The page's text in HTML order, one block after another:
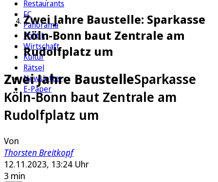
Restaurants
FC
Panorama
Politik
Wirtschaft
Kultur
Rätsel
Newsletter
E-Paper
Zwei Jahre Baustelle: Sparkasse
Köln-Bonn baut Zentrale am
Rudolfplatz um
Zwei Jahre BaustelleSparkasse
Köln-Bonn baut Zentrale am
Rudolfplatz um
Von
Thorsten Breitkopf
12.11.2023, 13:24 Uhr
3 min